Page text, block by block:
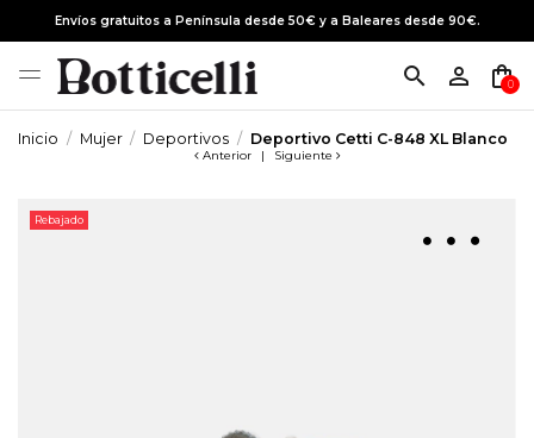
Envíos gratuitos a Península desde 50€ y a Baleares desde 90€.
search person_outline shopping_bag
0
Inicio Mujer Deportivos Deportivo Cetti C-848 XL Blanco
Anterior | Siguiente
Rebajado